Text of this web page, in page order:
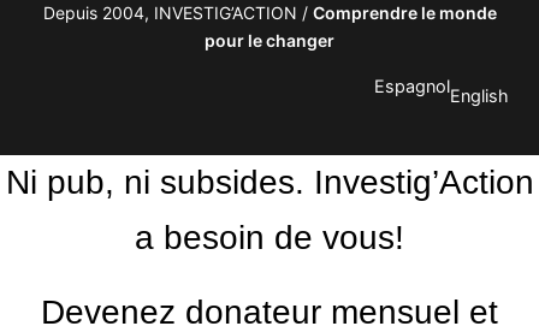
Depuis 2004, INVESTIG’ACTION / Comprendre le monde
pour le changer
EspagnolEnglish
Ni pub, ni subsides. Investig’Action
a besoin de vous!
Devenez donateur mensuel et